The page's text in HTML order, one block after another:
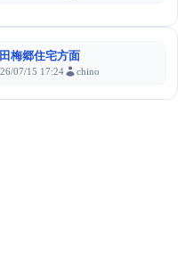
梅郷住宅方面
26/07/15 17:24 chino